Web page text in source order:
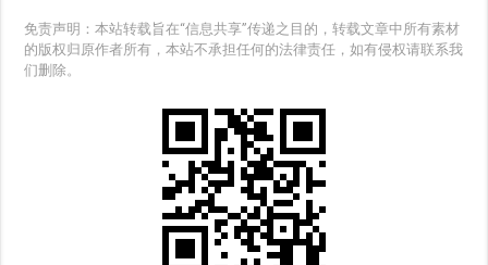
免责声明：本站转载旨在“信息共享”传递之目的，转载文章中所有素材
的版权归原作者所有，本站不承担任何的法律责任，如有侵权请联系我
们删除。